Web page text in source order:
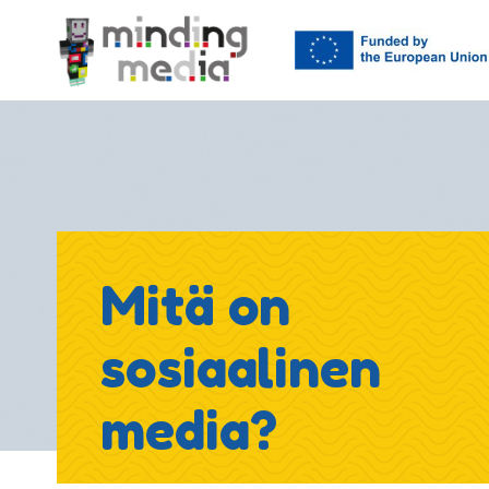
Mitä on
sosiaalinen
media?